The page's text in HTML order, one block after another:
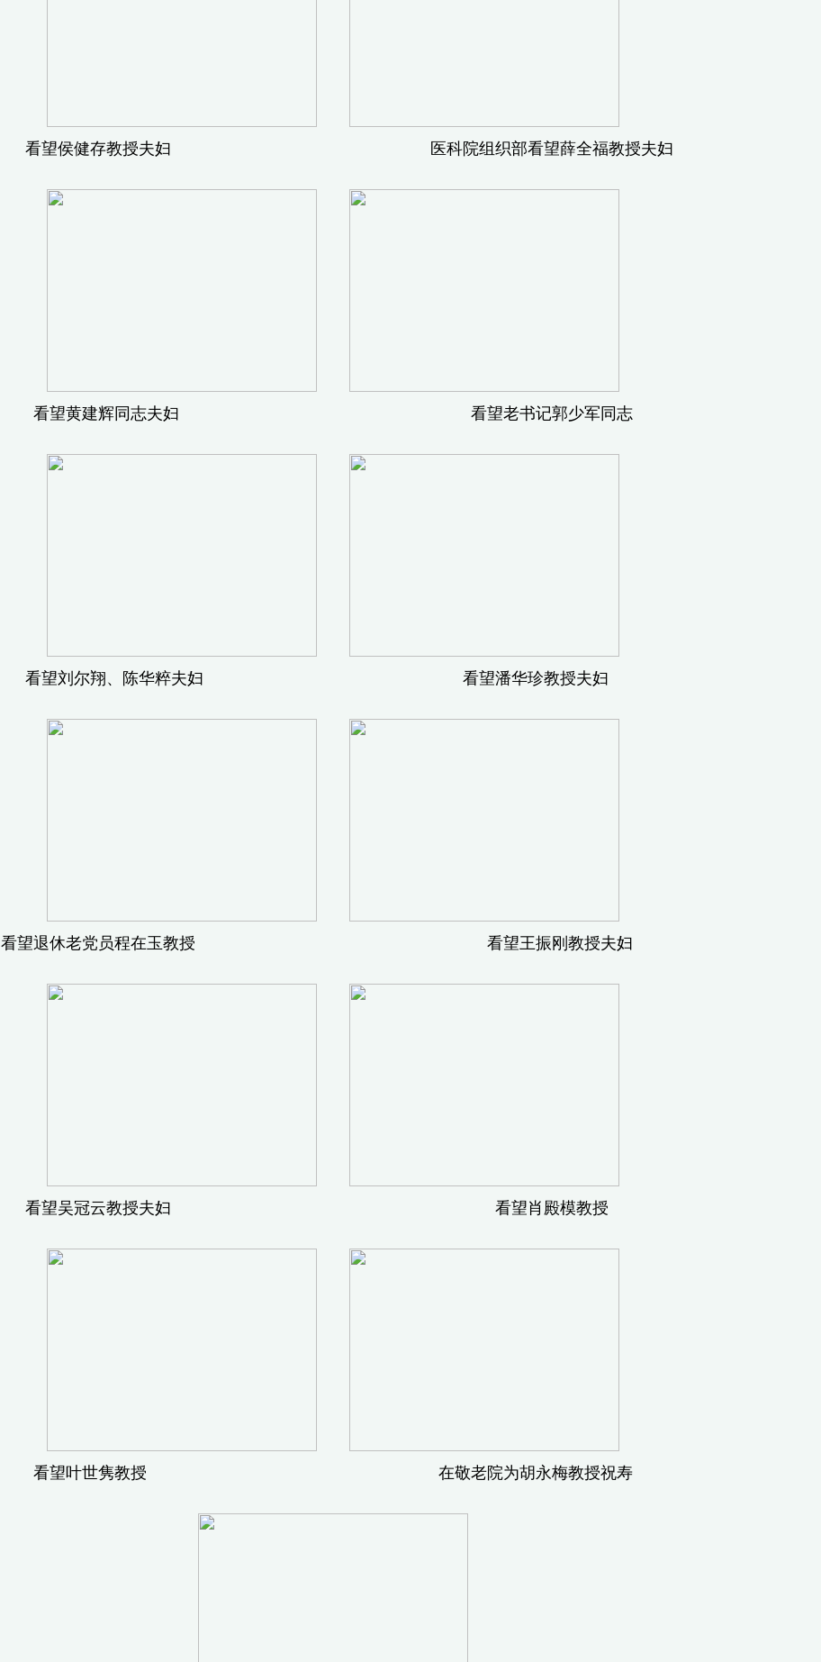
看望侯健存教授夫妇 医科院组织部看望薛全福教授夫妇
看望黄建辉同志夫妇 看望老书记郭少军同志
看望刘尔翔、陈华粹夫妇 看望潘华珍教授夫妇
看望退休老党员程在玉教授 看望王振刚教授夫妇
看望吴冠云教授夫妇 看望肖殿模教授
看望叶世隽教授 在敬老院为胡永梅教授祝寿